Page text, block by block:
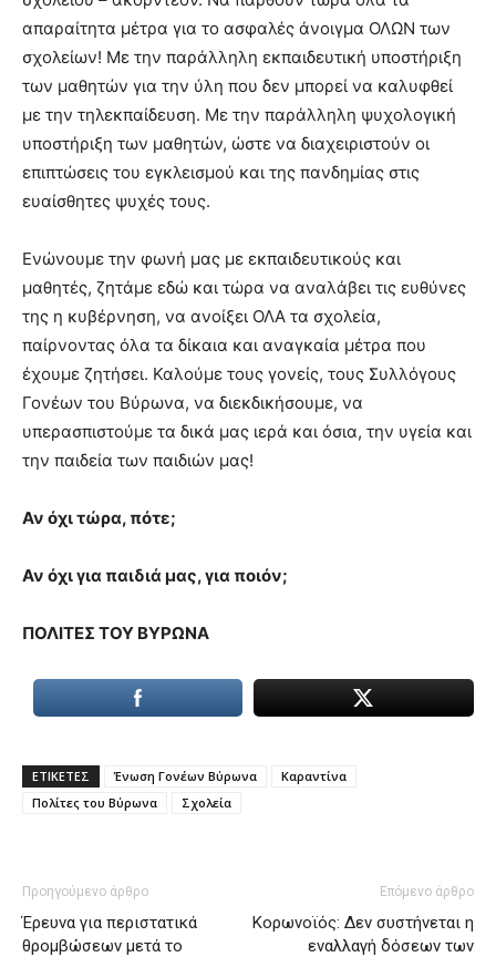
απαραίτητα μέτρα για το ασφαλές άνοιγμα ΟΛΩΝ των
σχολείων! Με την παράλληλη εκπαιδευτική υποστήριξη
των μαθητών για την ύλη που δεν μπορεί να καλυφθεί
με την τηλεκπαίδευση. Με την παράλληλη ψυχολογική
υποστήριξη των μαθητών, ώστε να διαχειριστούν οι
επιπτώσεις του εγκλεισμού και της πανδημίας στις
ευαίσθητες ψυχές τους.
Ενώνουμε την φωνή μας με εκπαιδευτικούς και
μαθητές, ζητάμε εδώ και τώρα να αναλάβει τις ευθύνες
της η κυβέρνηση, να ανοίξει ΟΛΑ τα σχολεία,
παίρνοντας όλα τα δίκαια και αναγκαία μέτρα που
έχουμε ζητήσει. Καλούμε τους γονείς, τους Συλλόγους
Γονέων του Βύρωνα, να διεκδικήσουμε, να
υπερασπιστούμε τα δικά μας ιερά και όσια, την υγεία και
την παιδεία των παιδιών μας!
Αν όχι τώρα, πότε;
Αν όχι για παιδιά μας, για ποιόν;
ΠΟΛΙΤΕΣ ΤΟΥ ΒΥΡΩΝΑ
ΕΤΙΚΕΤΕΣ Ένωση Γονέων Βύρωνα
Καραντίνα
Πολίτες του Βύρωνα
Σχολεία
Προηγούμενο άρθρο
Έρευνα για περιστατικά
θρομβώσεων μετά το
Επόμενο άρθρο
Κορωνοϊός: Δεν συστήνεται η
εναλλαγή δόσεων των